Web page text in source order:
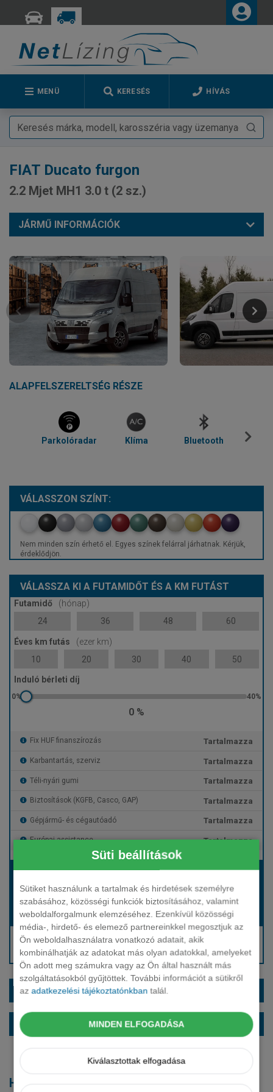
Süti beállítások
Sütiket használunk a tartalmak és hirdetések személyre
szabásához, közösségi funkciók biztosításához, valamint
weboldalforgalmunk elemzéséhez. Ezenkívül közösségi
média-, hirdető- és elemező partnereinkkel megosztjuk az
Ön weboldalhasználatra vonatkozó adatait, akik
kombinálhatják az adatokat más olyan adatokkal, amelyeket
Ön adott meg számukra vagy az Ön által használt más
szolgáltatásokból gyűjtöttek. További információt a sütikről
azadatkezelési tájékoztatónkban talál.
MINDEN ELFOGADÁSA
Kiválasztottak elfogadása
MENÜ KERESÉS HÍVÁS
FIAT Ducato furgon
2.2 Mjet MH1 3.0 t (2 sz.)
JÁRMŰ INFORMÁCIÓK
ALAPFELSZERELTSÉG RÉSZE
Parkolóradar Klíma Bluetooth
VÁLASSZON SZÍNT:
Nem minden szín érhető el. Egyes színek felárral járhatnak. Kérjük,
érdeklődjön.
VÁLASSZA KI A FUTAMIDŐT ÉS A KM FUTÁST
Futamidő
(hónap)
24
36 48 60
Éves km futás
(ezer km)
10
20 30 40 50
Induló bérleti díj
0 %
Fix HUF finanszírozás Tartalmazza
Karbantartás, szerviz Tartalmazza
Téli-nyári gumi Tartalmazza
Biztosítások (KGFB, Casco, GAP) Tartalmazza
Gépjármű- és cégautóadó Tartalmazza
Európai assistance Tartalmazza
Bérleti díj:
Hívjon bennünket!
Induló bérleti díj: Hívjon bennünket!
Hívjon: +36 1 888 0088
Kérjen visszahívást!
EXTRÁK ÉS SZÍNEK
ALAPFELSZERELTSÉG
Hasonló modellek